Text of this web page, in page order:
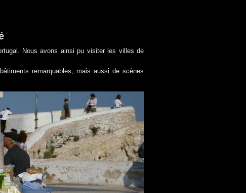
Nous avons ainsi pu visiter les villes de
remarquables, mais aussi de scènes